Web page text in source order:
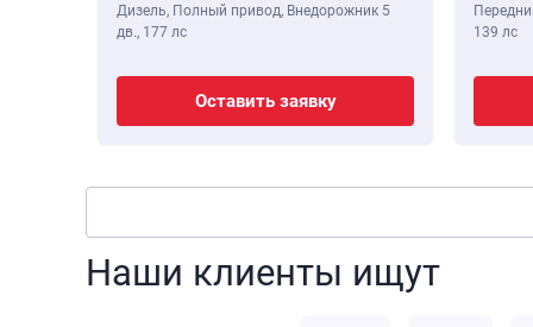
Дизель, Полный привод, Внедорожник 5
дв., 177 лс
Оставить заявку
139 лс
Наши клиенты ищут